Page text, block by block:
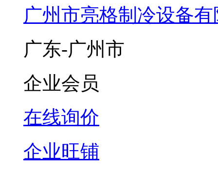
广州市亮格制冷设备
广东-广州市
企业会员
在线询价
企业旺铺